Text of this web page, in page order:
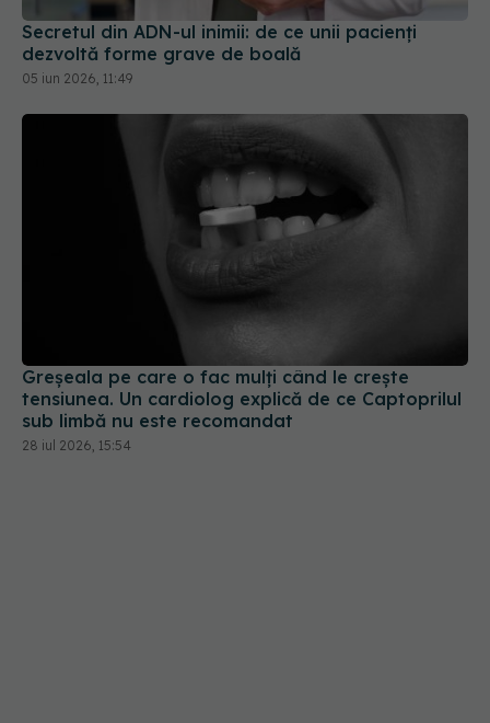
Secretul din ADN-ul inimii: de ce unii pacienți
dezvoltă forme grave de boală
05 iun 2026, 11:49
Greșeala pe care o fac mulți când le crește
tensiunea. Un cardiolog explică de ce Captoprilul
sub limbă nu este recomandat
28 iul 2026, 15:54